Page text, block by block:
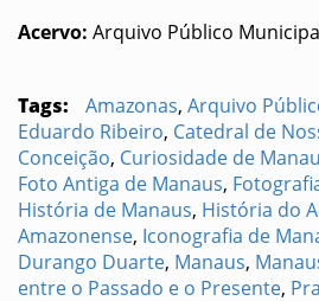
Acervo: Arquivo Público
Tags: Amazonas, Arquivo
Eduardo Ribeiro, Catedral de
Conceição, Curiosidade de
Foto Antiga de Manaus,
História de Manaus, História do
Amazonense, Iconografia de
Durango Duarte, Manaus,
entre o Passado e o Presente,